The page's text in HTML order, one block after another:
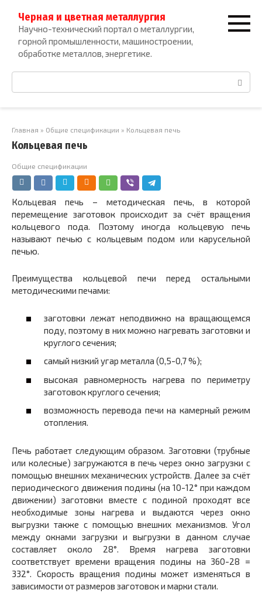
контенту
Черная и цветная металлургия
Научно-технический портал о металлургии,
горной промышленности, машиностроении,
обработке металлов, энергетике.
Поиск:
Главная » Общие спецификации » Кольцевая печь
Кольцевая печь
Общие спецификации
Кольцевая печь – методическая печь, в которой
перемещение заготовок происходит за счёт вращения
кольцевого пода. Поэтому иногда кольцевую печь
называют печью с кольцевым подом или карусельной
печью.
Преимущества кольцевой печи перед остальными
методическими печами:
заготовки лежат неподвижно на вращающемся
поду, поэтому в них можно нагревать заготовки и
круглого сечения;
самый низкий угар металла (0,5-0,7 %);
высокая равномерность нагрева по периметру
заготовок круглого сечения;
возможность перевода печи на камерный режим
отопления.
Печь работает следующим образом. Заготовки (трубные
или колесные) загружаются в печь через окно загрузки с
помощью внешних механических устройств. Далее за счёт
периодического движения подины (на 10-12° при каждом
движении) заготовки вместе с подиной проходят все
необходимые зоны нагрева и выдаются через окно
выгрузки также с помощью внешних механизмов. Угол
между окнами загрузки и выгрузки в данном случае
составляет около 28°. Время нагрева заготовки
соответствует времени вращения подины на 360-28 =
332°. Скорость вращения подины может изменяться в
зависимости от размеров заготовок и марки стали.